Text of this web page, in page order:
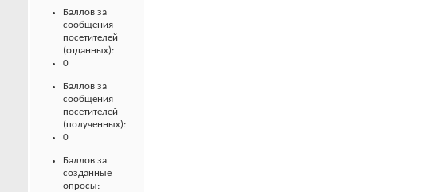
Баллов за
сообщения
посетителей
(отданных):
0
Баллов за
сообщения
посетителей
(полученных):
0
Баллов за
созданные
опросы: